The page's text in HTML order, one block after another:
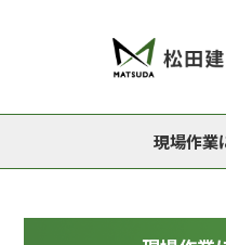
現場作業